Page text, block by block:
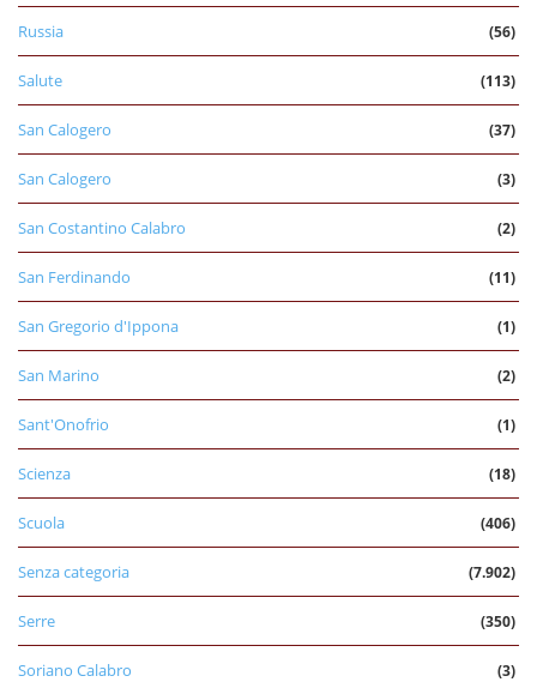
Russia (56)
Salute (113)
San Calogero (37)
San Calogero (3)
San Costantino Calabro (2)
San Ferdinando (11)
San Gregorio d'Ippona (1)
San Marino (2)
Sant'Onofrio (1)
Scienza (18)
Scuola (406)
Senza categoria (7.902)
Serre (350)
Soriano Calabro (3)